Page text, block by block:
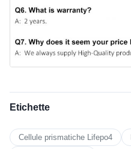
Etichette
Cellule prismatiche Lifepo4